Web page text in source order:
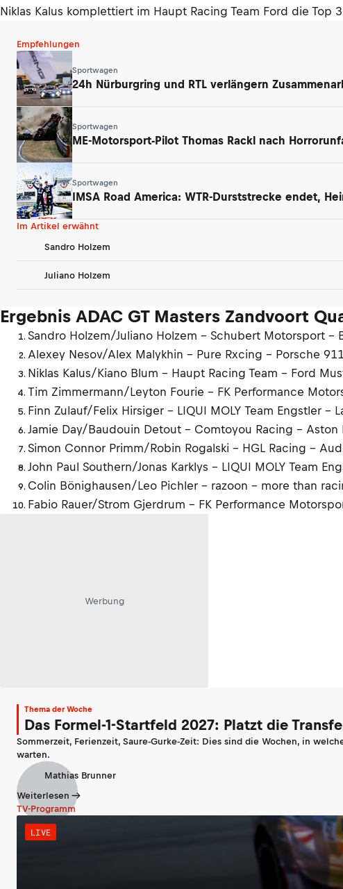
Niklas Kalus komplettiert im Haupt Racing Team Ford die
Empfehlungen
Sportwagen
24h Nürburgring und RTL verlängern
Sportwagen
ME-Motorsport-Pilot Thomas Rackl nach
Sportwagen
IMSA Road America: WTR-Durststrecke endet,
Im Artikel erwähnt
Sandro Holzem
Juliano Holzem
Ergebnis ADAC GT Masters Zandvoort
Sandro Holzem/Juliano Holzem – Schubert Motorsport –
Alexey Nesov/Alex Malykhin – Pure Rxcing – Porsche
Niklas Kalus/Kiano Blum – Haupt Racing Team – Ford
Tim Zimmermann/Leyton Fourie – FK Performance
Finn Zulauf/Felix Hirsiger – LIQUI MOLY Team Engstler –
Jamie Day/Baudouin Detout – Comtoyou Racing – Aston
Simon Connor Primm/Robin Rogalski - HGL Racing -
John Paul Southern/Jonas Karklys - LIQUI MOLY Team
Colin Bönighausen/Leo Pichler – razoon – more than
Fabio Rauer/Strom Gjerdrum – FK Performance
Werbung
Thema der Woche
Das Formel-1-Startfeld 2027: Platzt die
Sommerzeit, Ferienzeit, Saure-Gurke-Zeit: Dies sind die Wochen, in
warten.
Mathias Brunner
Weiterlesen
TV-Programm
LIVE